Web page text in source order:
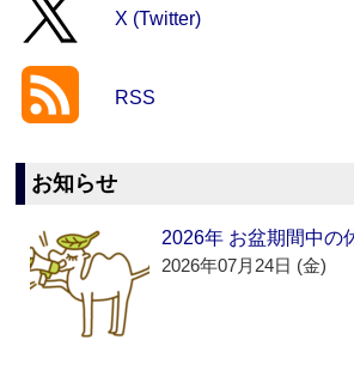
X (Twitter)
RSS
お知らせ
2026年 お盆期間中の
2026年07月24日 (金)